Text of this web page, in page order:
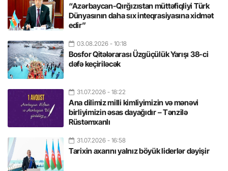
“Azərbaycan-Qırğızıstan müttəfiqliyi Türk
Dünyasının daha sıx inteqrasiyasına xidmət
edir”
03.08.2026 - 10:18
Bosfor Qitələrarası Üzgüçülük Yarışı 38-ci
dəfə keçiriləcək
31.07.2026 - 18:22
Ana dilimiz milli kimliyimizin və mənəvi
birliyimizin əsas dayağıdır – Tənzilə
Rüstəmxanlı
31.07.2026 - 16:58
Tarixin axarını yalnız böyük liderlər dəyişir